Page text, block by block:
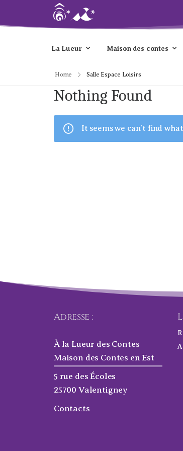
La Lueur Maison des contes
Home Salle Espace Loisirs
Nothing Found
It seems we can’t find
Adresse :
À la Lueur des Contes
Maison des Contes en Est
5 rue des Écoles
25700 Valentigney
Contacts